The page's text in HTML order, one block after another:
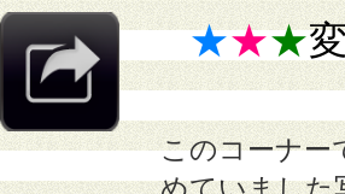
★★★
このコーナー